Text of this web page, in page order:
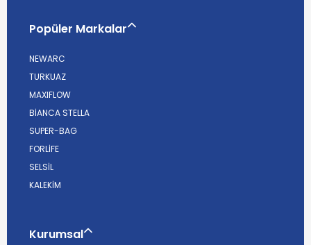
Popüler Markalar
NEWARC
TURKUAZ
MAXIFLOW
BİANCA STELLA
SUPER-BAG
FORLİFE
SELSİL
KALEKİM
Kurumsal